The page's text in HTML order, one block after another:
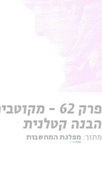
פרק 62 -
הבנה קטלנית
מתוך: מפלגת המחשבות